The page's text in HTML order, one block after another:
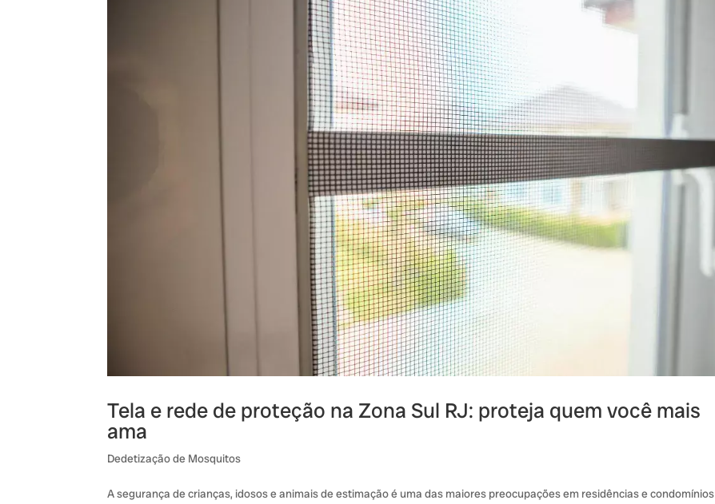
Tela e rede de proteção na Zona Sul RJ: proteja quem você mais
ama
Dedetização de Mosquitos
A segurança de crianças, idosos e animais de estimação é uma das maiores preocupações em residências e condomínios